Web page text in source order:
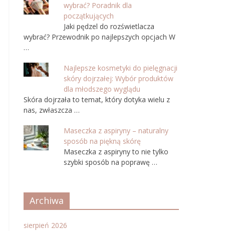
wybrać? Poradnik dla
początkujących
Jaki pędzel do rozświetlacza
wybrać? Przewodnik po najlepszych opcjach W
…
Najlepsze kosmetyki do pielęgnacji
skóry dojrzałej: Wybór produktów
dla młodszego wyglądu
Skóra dojrzała to temat, który dotyka wielu z
nas, zwłaszcza …
Maseczka z aspiryny – naturalny
sposób na piękną skórę
Maseczka z aspiryny to nie tylko
szybki sposób na poprawę …
Archiwa
sierpień 2026